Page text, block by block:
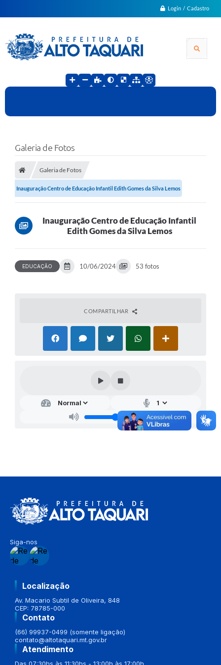
Login / Cadastro
Galeria de Fotos
Galeria de Fotos
Inauguração Centro de Educação Infantil Edith Gomes da Silva Lemos
Inauguração Centro de Educação Infantil
Edith Gomes da Silva Lemos
EDUCAÇÃO 10/06/2024 53 fotos
COMPARTILHAR
Siga-nos
Localização
Av. Macario Subtil de Oliveira, 848
CEP: 78785-000
Contato
(66) 99937-0499 (somente ligação)
contato@altotaquari.mt.gov.br
Atendimento
Das 07:30hs às 11:30hs - 13:00h às 17:00h